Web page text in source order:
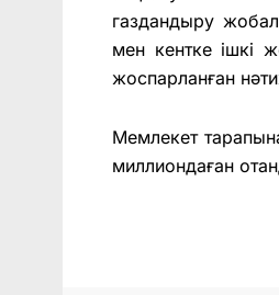
газдандыру
мен кентке ішкі
жоспарланған
Мемлекет
миллиондаған